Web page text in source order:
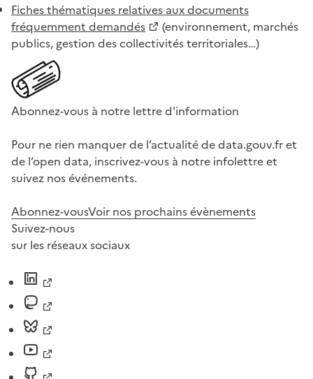
Fiches thématiques relatives aux documents
fréquemment demandés
(environnement, marchés
publics, gestion des collectivités territoriales…)
Abonnez-vous à notre lettre d'information
Pour ne rien manquer de l’actualité de data.gouv.fr et
de l’open data, inscrivez-vous à notre infolettre et
suivez nos événements.
Abonnez-vousVoir nos prochains évènements
Suivez-nous
sur les réseaux sociaux